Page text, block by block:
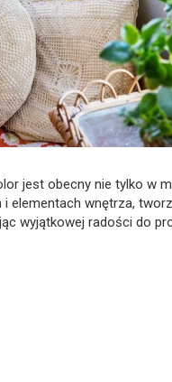
jest obecny nie tylko w
i elementach wnętrza,
wyjątkowej radości do